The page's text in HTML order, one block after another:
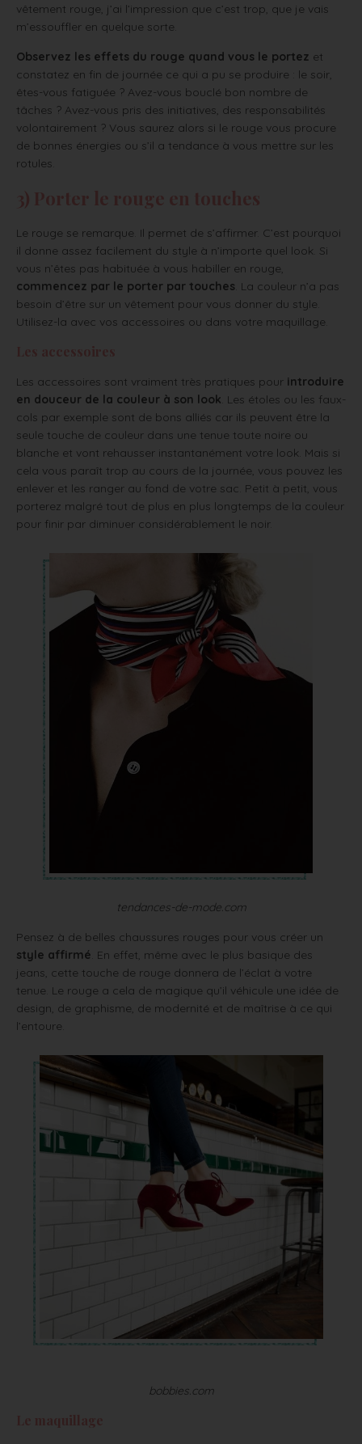
vêtement rouge, j’ai l’impression que c’est trop, que je vais
m’essouffler en quelque sorte.
Observez les effets du rouge quand vous le portez et
constatez en fin de journée ce qui a pu se produire : le soir,
êtes-vous fatiguée ? Avez-vous bouclé bon nombre de
tâches ? Avez-vous pris des initiatives, des responsabilités
volontairement ? Vous saurez alors si le rouge vous procure
de bonnes énergies ou s’il a tendance à vous mettre sur les
rotules.
Le rouge se remarque. Il permet de s’affirmer. C’est pourquoi
il donne assez facilement du style à n’importe quel look. Si
vous n’êtes pas habituée à vous habiller en rouge,
commencez par le porter par touches . La couleur n’a pas
besoin d’être sur un vêtement pour vous donner du style.
Utilisez-la avec vos accessoires ou dans votre maquillage.
Les accessoires sont vraiment très pratiques pour introduire
en douceur de la couleur à son look . Les étoles ou les faux-
cols par exemple sont de bons alliés car ils peuvent être la
seule touche de couleur dans une tenue toute noire ou
blanche et vont rehausser instantanément votre look. Mais si
cela vous paraît trop au cours de la journée, vous pouvez les
enlever et les ranger au fond de votre sac. Petit à petit, vous
porterez malgré tout de plus en plus longtemps de la couleur
pour finir par diminuer considérablement le noir.
tendances-de-mode.com
Pensez à de belles chaussures rouges pour vous créer un
style affirmé . En effet, même avec le plus basique des
jeans, cette touche de rouge donnera de l’éclat à votre
tenue. Le rouge a cela de magique qu’il véhicule une idée de
design, de graphisme, de modernité et de maîtrise à ce qui
l’entoure.
bobbies.com